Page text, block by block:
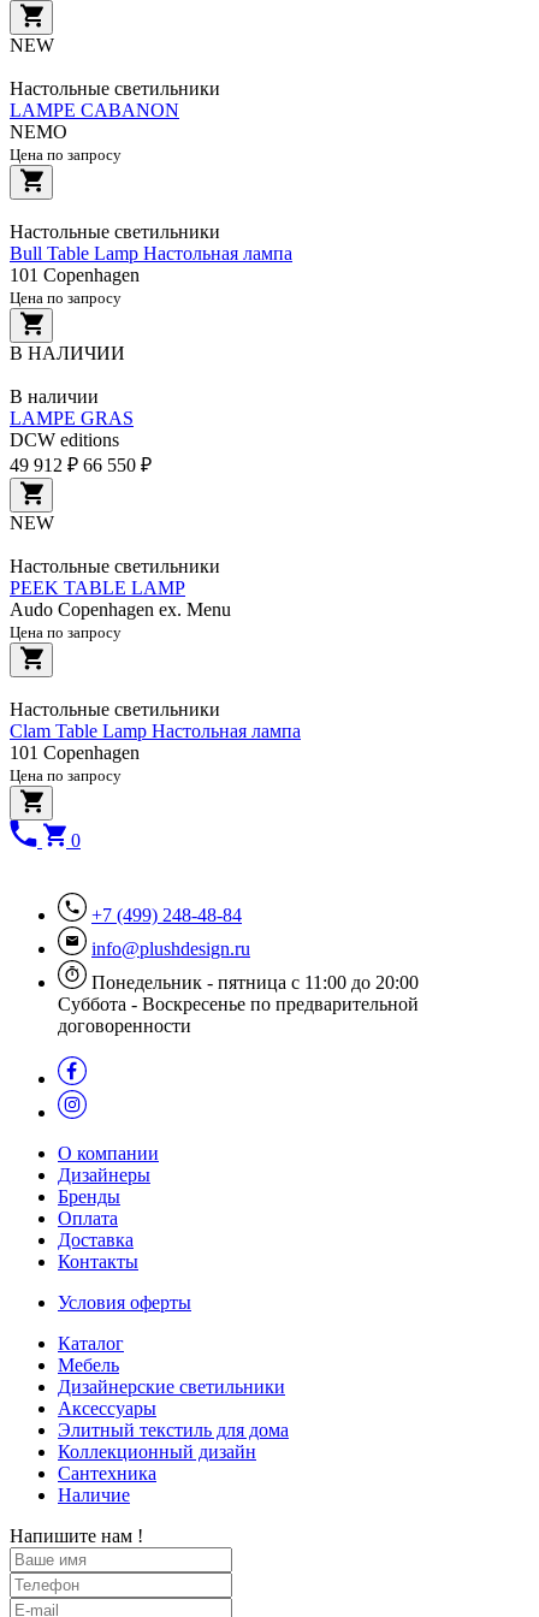
NEW
Настольные светильники
LAMPE CABANON
NEMO
Цена по запросу
Настольные светильники
Bull Table Lamp Настольная лампа
101 Copenhagen
Цена по запросу
В НАЛИЧИИ
В наличии
LAMPE GRAS
DCW editions
49 912 ₽ 66 550 ₽
NEW
Настольные светильники
PEEK TABLE LAMP
Audo Copenhagen ex. Menu
Цена по запросу
Настольные светильники
Clam Table Lamp Настольная лампа
101 Copenhagen
Цена по запросу
0
+7 (499) 248-48-84
info@plushdesign.ru
Понедельник - пятница с 11:00 до 20:00
Суббота - Воскресенье по предварительной
договоренности
О компании
Дизайнеры
Бренды
Оплата
Доставка
Контакты
Условия оферты
Каталог
Мебель
Дизайнерские светильники
Аксессуары
Элитный текстиль для дома
Коллекционный дизайн
Сантехника
Наличие
Напишите нам !